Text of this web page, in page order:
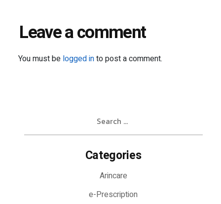
Leave a comment
You must be logged into post a comment.
Categories
Arincare
e-Prescription